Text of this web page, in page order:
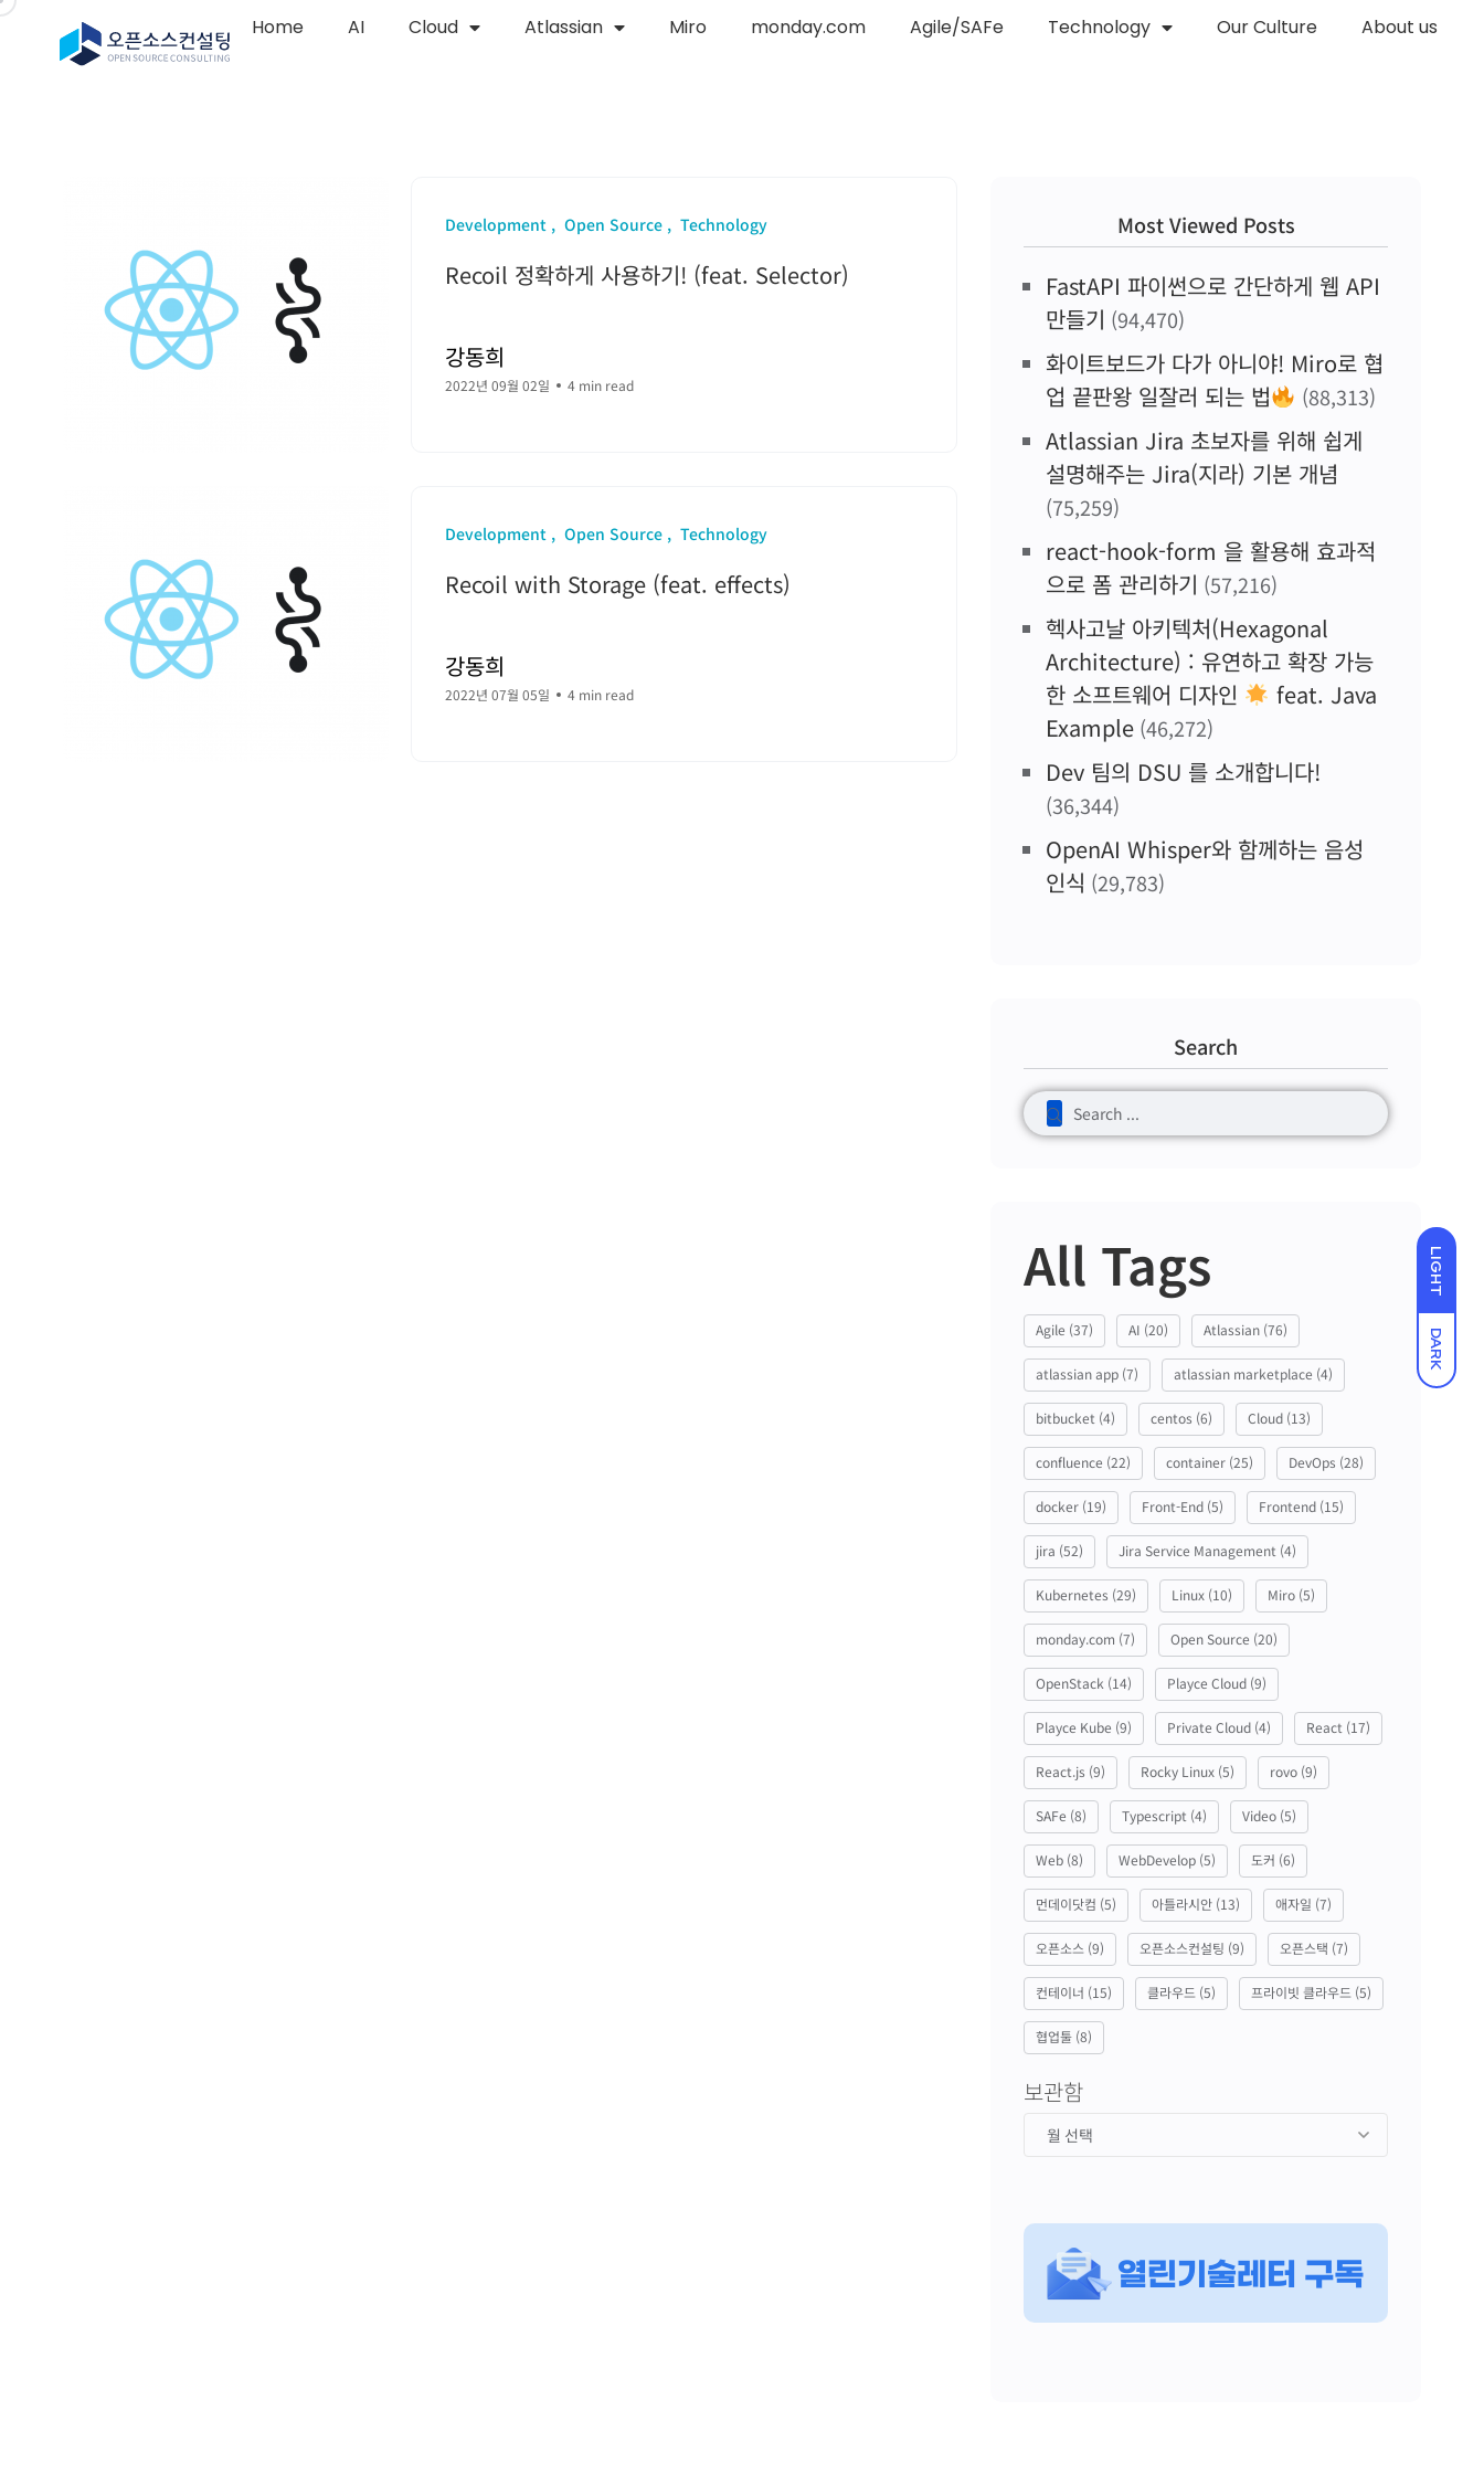
LIGHT
DARK
Home AI Cloud Atlassian Miro monday.com Agile/SAFe Technology Our Culture About us
Development Open Source Technology
Recoil 정확하게 사용하기! (feat. Selector)
강동희
2022년 09월 02일 4 min read
Development Open Source Technology
Recoil with Storage (feat. effects)
강동희
2022년 07월 05일 4 min read
Most Viewed Posts
FastAPI 파이썬으로 간단하게 웹 API
만들기 (94,470)
화이트보드가 다가 아니야! Miro로 협
업 끝판왕 일잘러 되는 법
(88,313)
Atlassian Jira 초보자를 위해 쉽게
설명해주는 Jira(지라) 기본 개념
(75,259)
react-hook-form 을 활용해 효과적
으로 폼 관리하기 (57,216)
헥사고날 아키텍처(Hexagonal
Architecture) : 유연하고 확장 가능
한 소프트웨어 디자인
feat. Java
Example (46,272)
Dev 팀의 DSU 를 소개합니다!
(36,344)
OpenAI Whisper와 함께하는 음성
인식 (29,783)
Search
All Tags
Agile (37) AI (20) Atlassian (76)
atlassian app (7) atlassian marketplace (4)
bitbucket (4) centos (6) Cloud (13)
confluence (22) container (25) DevOps (28)
docker (19) Front-End (5) Frontend (15)
jira (52) Jira Service Management (4)
Kubernetes (29) Linux (10) Miro (5)
monday.com (7) Open Source (20)
OpenStack (14) Playce Cloud (9)
Playce Kube (9) Private Cloud (4) React (17)
React.js (9) Rocky Linux (5) rovo (9)
SAFe (8) Typescript (4) Video (5)
Web (8) WebDevelop (5) 도커 (6)
먼데이닷컴 (5) 아틀라시안 (13) 애자일 (7)
오픈소스 (9) 오픈소스컨설팅 (9) 오픈스택 (7)
컨테이너 (15) 클라우드 (5) 프라이빗 클라우드 (5)
협업툴 (8)
보관함